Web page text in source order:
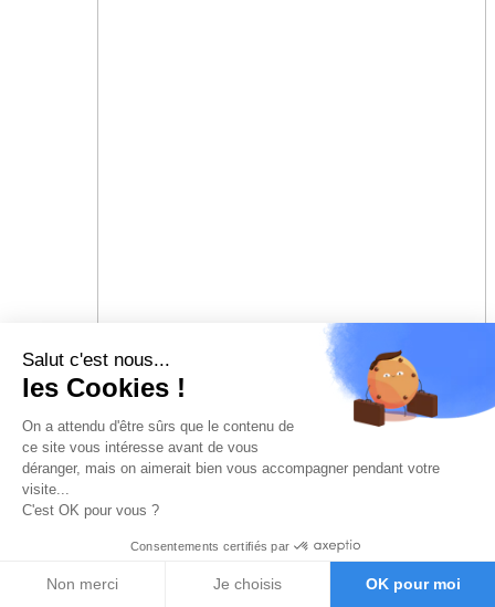
Salut c'est nous...
les Cookies !
On a attendu d'être sûrs que le contenu de
ce site vous intéresse avant de vous
déranger, mais on aimerait bien vous accompagner pendant votre
visite...
C'est OK pour vous ?
Consentements certifiés par
Non merci Je choisis OK pour moi